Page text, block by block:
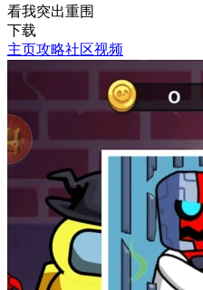
看我突出重围
下载
主页攻略社区视频